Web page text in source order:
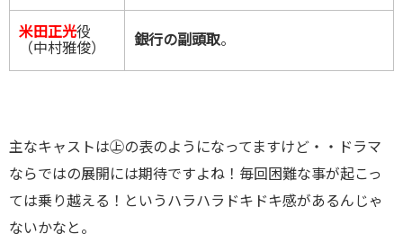
米田正光役
（中村雅俊）
銀行の副頭取。
主なキャストは㊤の表のようになってますけど・・ドラマ
ならではの展開には期待ですよね！毎回困難な事が起こっ
ては乗り越える！というハラハラドキドキ感があるんじゃ
ないかなと。